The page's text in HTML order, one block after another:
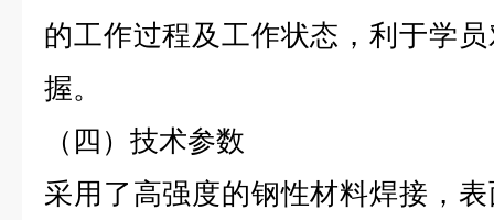
的工作过程及工作状态，利于学
握。
（四）技术参数
采用了高强度的钢性材料焊接，